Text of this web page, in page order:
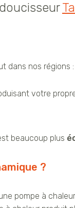
dans nos régions :
votre
beaucoup plus
?
pompe à